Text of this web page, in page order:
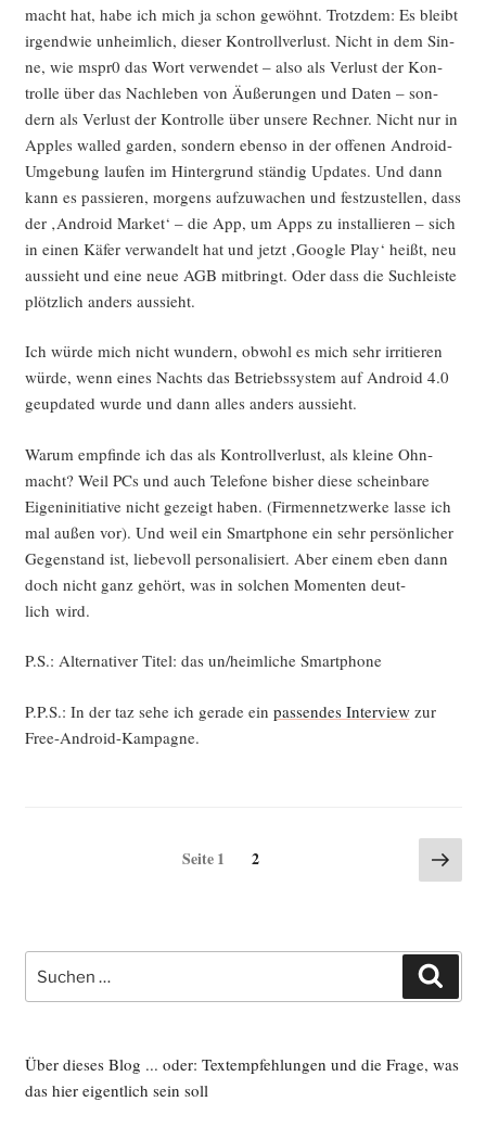
Work­
around)“
macht hat, habe ich mich ja schon gewöhnt. Trotz­dem: Es bleibt
irgend­wie unheim­lich, die­ser Kon­troll­ver­lust. Nicht in dem Sin­
ne, wie mspr0 das Wort ver­wen­det – also als Ver­lust der Kon­
trol­le über das Nach­le­ben von Äuße­run­gen und Daten – son­
dern als Ver­lust der Kon­trol­le über unse­re Rech­ner. Nicht nur in
App­les wal­led gar­den, son­dern eben­so in der offe­nen Android-
Umge­bung lau­fen im Hin­ter­grund stän­dig Updates. Und dann
kann es pas­sie­ren, mor­gens auf­zu­wa­chen und fest­zu­stel­len, dass
der ‚Android Mar­ket‘ – die App, um Apps zu instal­lie­ren – sich
in einen Käfer ver­wan­delt hat und jetzt ‚Goog­le Play‘ heißt, neu
aus­sieht und eine neue AGB mit­bringt. Oder dass die Such­leis­te
plötz­lich anders aussieht.
Ich wür­de mich nicht wun­dern, obwohl es mich sehr irri­tie­ren
wür­de, wenn eines Nachts das Betriebs­sys­tem auf Android 4.0
geup­dated wur­de und dann alles anders aussieht.
War­um emp­fin­de ich das als Kon­troll­ver­lust, als klei­ne Ohn­
macht? Weil PCs und auch Tele­fo­ne bis­her die­se schein­ba­re
Eigen­in­itia­ti­ve nicht gezeigt haben. (Fir­men­netz­wer­ke las­se ich
mal außen vor). Und weil ein Smart­phone ein sehr per­sön­li­cher
Gegen­stand ist, lie­be­voll per­so­na­li­siert. Aber einem eben dann
doch nicht ganz gehört, was in sol­chen Momen­ten deut­
lich wird.
P.S.: Alter­na­ti­ver Titel: das un/heimliche Smartphone
P.P.S.: In der taz sehe ich gera­de ein pas­sen­des Inter­viewzur
Free-Android-Kampagne.
Seitennummerierung
Seite1 Seite
2
Seite
nach:
Über dieses Blog ... oder: Textempfehlungen und die Frage, was
das hier eigentlich sein soll